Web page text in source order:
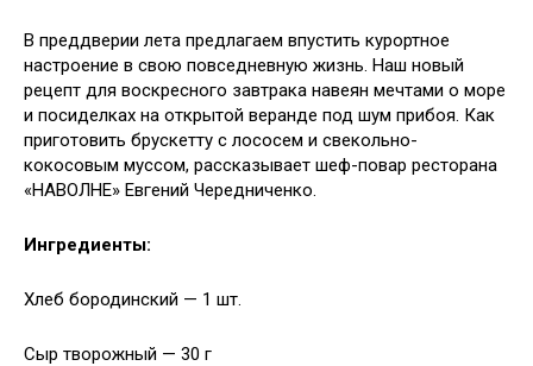
В преддверии лета предлагаем впустить курортное
настроение в свою повседневную жизнь. Наш новый
рецепт для воскресного завтрака навеян мечтами о море
и посиделках на открытой веранде под шум прибоя. Как
приготовить брускетту с лососем и свекольно-
кокосовым муссом, рассказывает шеф-повар ресторана
«НАВОЛНЕ» Евгений Чередниченко.
Ингредиенты:
Хлеб бородинский — 1 шт.
Сыр творожный — 30 г